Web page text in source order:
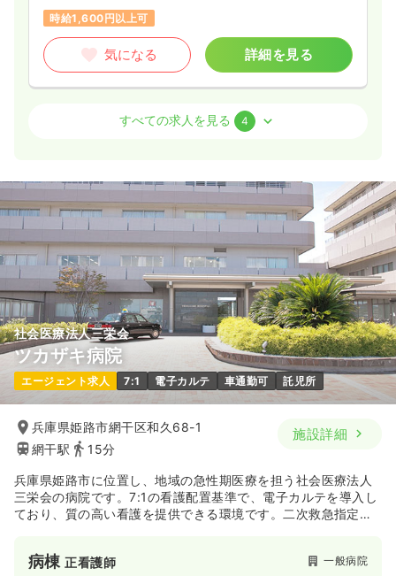
時給1,600円以上可
気になる 詳細を見る
給与 21.8〜29.7万円/月 賞与2回
※一例
時間 8:30～17:30
（休憩60分）
年間休日123日
月給29万円以上可
気になる 詳細を見る
外来正看護師 一般＋療養
日勤のみ（常勤）
給与 22.2〜30.1万円 /月 賞与2回
※一例
時間 8:30～17:30
日祝休み
年間休日123日
担当業務未経験可
月給30万円以上可
すべての求人を見る 4
社会医療法人三栄会
ツカザキ病院
エージェント求人 7:1 電子カルテ 車通勤可 託児所
兵庫県姫路市網干区和久68-1
網干駅
15分
施設詳細
兵庫県姫路市に位置し、地域の急性期医療を担う社会医療法人
三栄会の病院です。7:1の看護配置基準で、電子カルテを導入し
ており、質の高い看護を提供できる環境です。二次救急指定を
病棟正看護師 一般病院